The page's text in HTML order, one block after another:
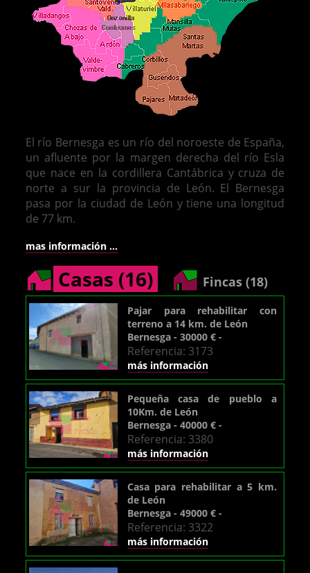
El río Bernesga es un río del noroeste de España,
un afluente por la margen derecha del río Esla
que nace en la cordillera Cantábrica y cruza de
norte a sur la provincia de León. El Bernesga
pasa por la ciudad de León y tiene una longitud
de 77 km.
mas información ...
Casas (16) Fincas (18)
Pajar para rehabilitar con
terreno a 14 km. de León
Bernesga - 30000 € -
Referencia: 3173
más información
Pequeña casa de pueblo a
10Km. de León
Bernesga - 40000 € -
Referencia: 3380
más información
Casa para rehabilitar a 5 km.
de León
Bernesga - 49000 € -
Referencia: 3322
más información